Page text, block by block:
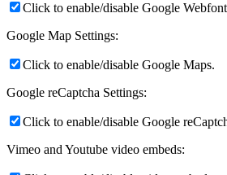
Click to enable/disable Google
Google Map Settings:
Click to enable/disable Google Maps.
Google reCaptcha Settings:
Click to enable/disable Google
Vimeo and Youtube video embeds: